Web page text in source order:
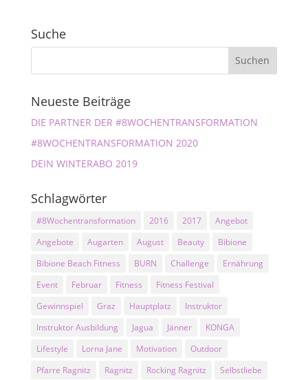
Suche
Neueste Beiträge
DIE PARTNER DER #8WOCHENTRANSFORMATION
#8WOCHENTRANSFORMATION 2020
DEIN WINTERABO 2019
Schlagwörter
#8Wochentransformation 2016 2017
Angebot
Angebote
Augarten August Beauty
Bibione
Bibione Beach Fitness
BURN Challenge
Ernährung
Event
Februar Fitness
Fitness Festival
Gewinnspiel
Graz Hauptplatz
Instruktor
Instruktor Ausbildung
Jagua Jänner
KONGA
Lifestyle
Lorna Jane Motivation
Outdoor
Pfarre Ragnitz
Ragnitz Rocking Ragnitz Selbstliebe